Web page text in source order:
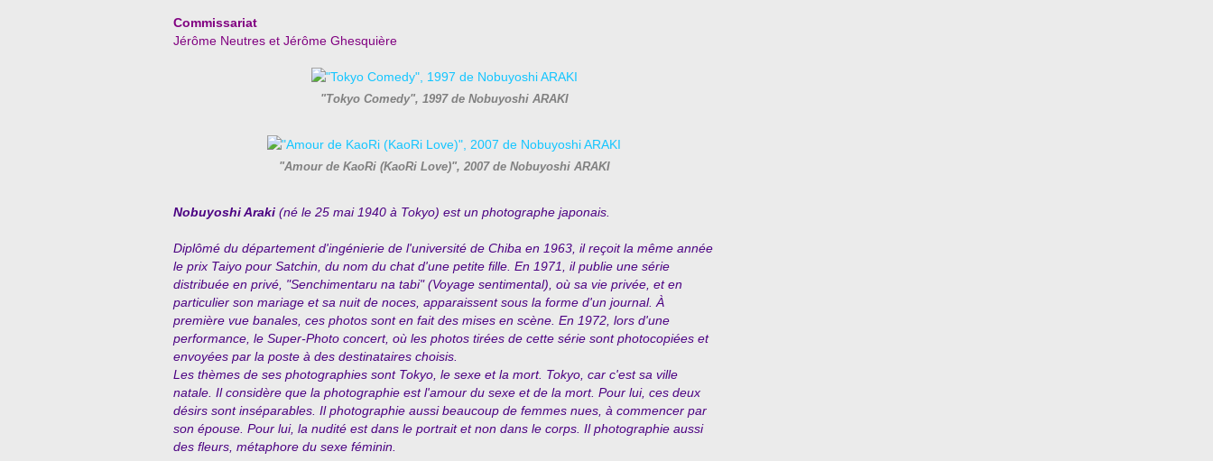
Commissariat
Jérôme Neutres et Jérôme Ghesquière
"Tokyo Comedy", 1997 de Nobuyoshi ARAKI
"Amour de KaoRi (KaoRi Love)", 2007 de Nobuyoshi ARAKI
Nobuyoshi Araki (né le 25 mai 1940 à Tokyo) est un photographe japonais.
Diplômé du département d'ingénierie de l'université de Chiba en 1963, il reçoit la même année
le prix Taiyo pour Satchin, du nom du chat d'une petite fille. En 1971, il publie une série
distribuée en privé, "Senchimentaru na tabi" (Voyage sentimental), où sa vie privée, et en
particulier son mariage et sa nuit de noces, apparaissent sous la forme d'un journal. À
première vue banales, ces photos sont en fait des mises en scène. En 1972, lors d'une
performance, le Super-Photo concert, où les photos tirées de cette série sont photocopiées et
envoyées par la poste à des destinataires choisis.
Les thèmes de ses photographies sont Tokyo, le sexe et la mort. Tokyo, car c'est sa ville
natale. Il considère que la photographie est l'amour du sexe et de la mort. Pour lui, ces deux
désirs sont inséparables. Il photographie aussi beaucoup de femmes nues, à commencer par
son épouse. Pour lui, la nudité est dans le portrait et non dans le corps. Il photographie aussi
des fleurs, métaphore du sexe féminin.